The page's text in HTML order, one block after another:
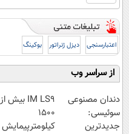
اعتبارسنجی دیزل ژنراتور بوکینگ
از سراسر وب
دندان مصنوعی
سوئیسی:
جدیدترین
IM LS9 بیش از
1500
کیلومترپیمایش